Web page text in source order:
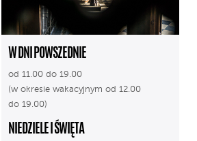
W DNI POWSZEDNIE
od 11.00 do 19.00
(w okresie wakacyjnym od 12.00
do 19.00)
NIEDZIELE I ŚWIĘTA